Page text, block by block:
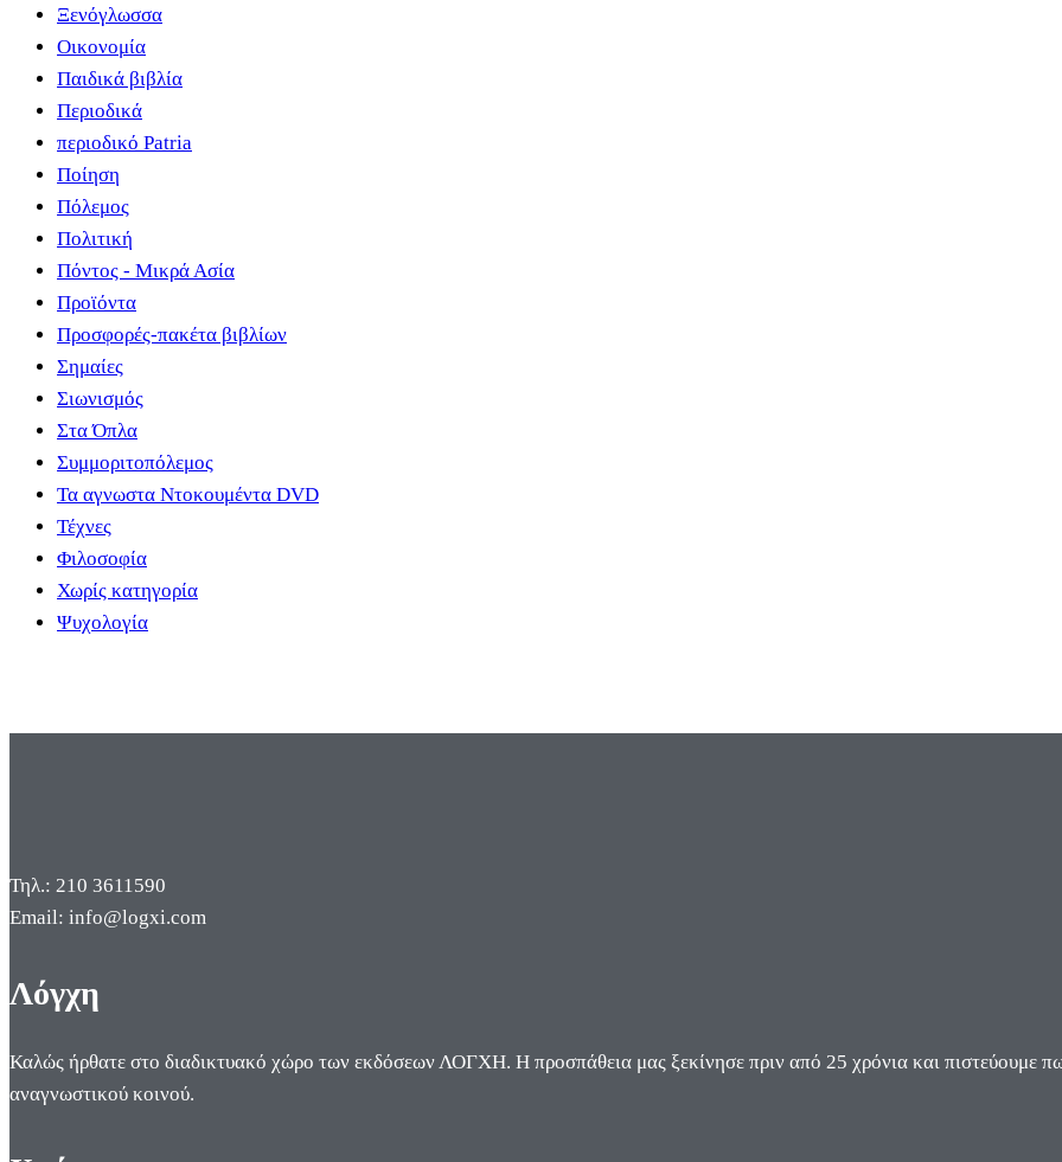
Ξενόγλωσσα
Οικονομία
Παιδικά βιβλία
Περιοδικά
περιοδικό Patria
Ποίηση
Πόλεμος
Πολιτική
Πόντος - Μικρά Ασία
Προϊόντα
Προσφορές-πακέτα βιβλίων
Σημαίες
Σιωνισμός
Στα Όπλα
Συμμοριτοπόλεμος
Τα αγνωστα Ντοκουμέντα DVD
Τέχνες
Φιλοσοφία
Χωρίς κατηγορία
Ψυχολογία
Τηλ.: 210 3611590
Email: info@logxi.com
Λόγχη
Καλώς ήρθατε στο διαδικτυακό χώρο των εκδόσεων ΛΟΓΧΗ. Η προσπάθεια μας ξεκίνησε πριν από 25 χρόνια και πιστεύουμε
αναγνωστικού κοινού.